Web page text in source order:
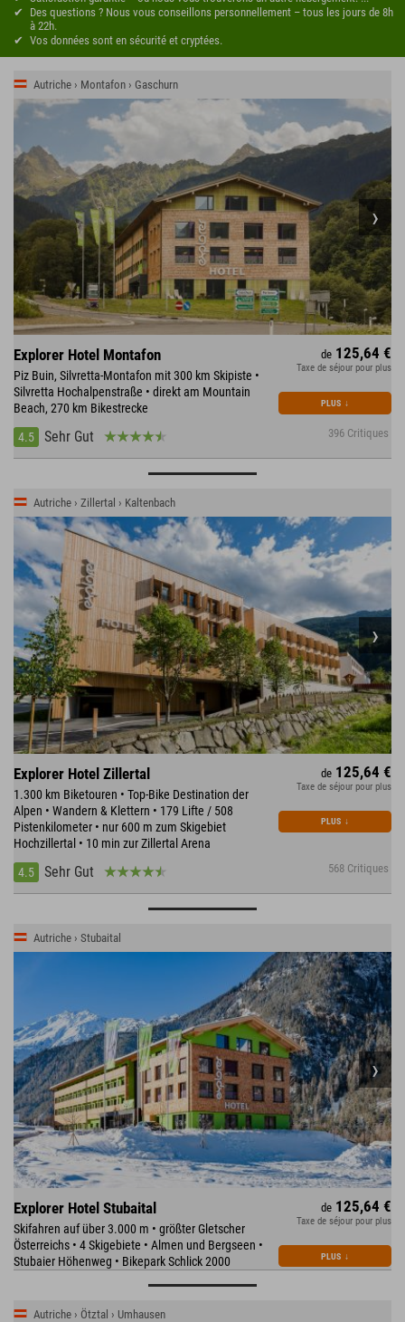
Des questions ? Nous vous conseillons personnellement – tous les jours de 8h
à 22h.
Vos données sont en sécurité et cryptées.
Autriche › Montafon › Gaschurn
Explorer Hotel Montafon
Piz Buin, Silvretta-Montafon mit 300 km Skipiste •
Silvretta Hochalpenstraße • direkt am Mountain
Beach, 270 km Bikestrecke
4.5
Sehr Gut 396 Critiques
de 125,64 €
Taxe de séjour pour plus
PLUS ↓
Autriche › Zillertal › Kaltenbach
Explorer Hotel Zillertal
1.300 km Biketouren • Top-Bike Destination der
Alpen • Wandern & Klettern • 179 Lifte / 508
Pistenkilometer • nur 600 m zum Skigebiet
Hochzillertal • 10 min zur Zillertal Arena
4.5
Sehr Gut 568 Critiques
de 125,64 €
Taxe de séjour pour plus
PLUS ↓
Autriche › Stubaital
Explorer Hotel Stubaital
Skifahren auf über 3.000 m • größter Gletscher
Österreichs • 4 Skigebiete • Almen und Bergseen •
Stubaier Höhenweg • Bikepark Schlick 2000
de 125,64 €
Taxe de séjour pour plus
PLUS ↓
Autriche › Ötztal › Umhausen